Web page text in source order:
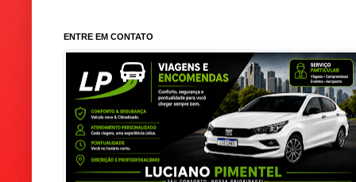
ENTRE EM CONTATO